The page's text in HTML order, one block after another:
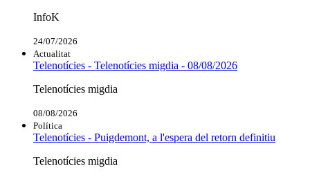
InfoK
24/07/2026
Actualitat
Telenotícies - Telenotícies migdia - 08/08/2026
Telenotícies migdia
08/08/2026
Política
Telenotícies - Puigdemont, a l'espera del retorn definitiu
Telenotícies migdia